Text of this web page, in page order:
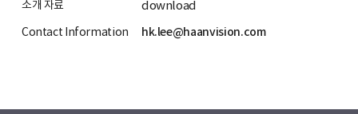
소개 자료 download
Contact Information hk.lee@haanvision.com